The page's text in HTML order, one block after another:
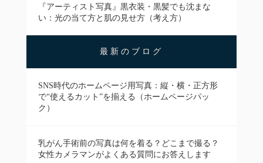
『アーティスト写真』黒衣装・黒髪でも沈まな
い：光の当て方と肌の見せ方（考え方）
最新のブログ
SNS時代のホームページ用写真：縦・横・正方形
で“使えるカット”を揃える（ホームページパッ
ク）
乳がん手術前の写真は何を着る？どこまで撮る？
女性カメラマンがよくある質問にお答えします